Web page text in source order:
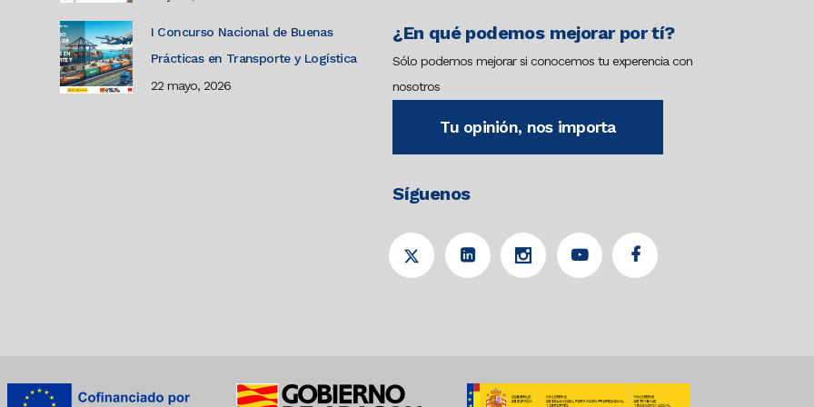
I Concurso Nacional de Buenas
Prácticas en Transporte y Logística
22 mayo, 2026
¿En qué podemos mejorar por tí?
Sólo podemos mejorar si conocemos tu experencia con
nosotros
Tu opinión, nos importa
Síguenos